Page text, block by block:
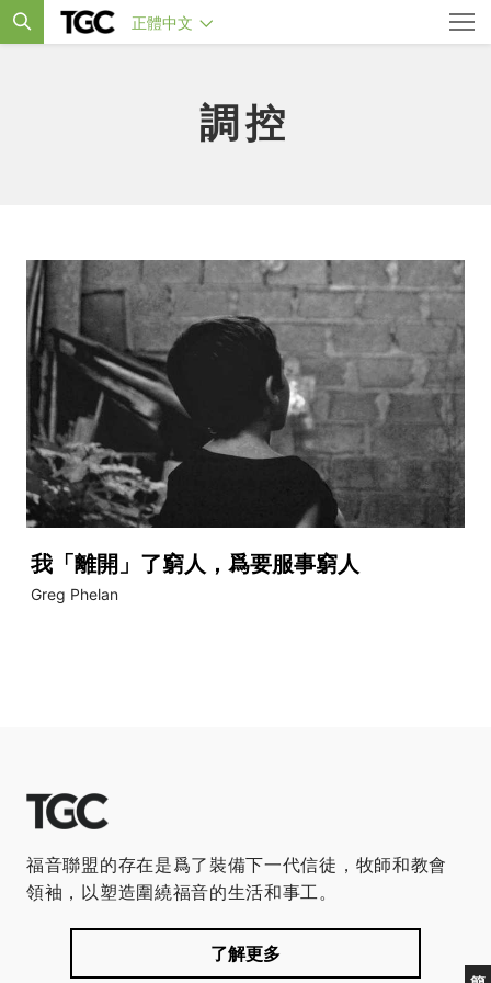
正體中文
調控
我「離開」了窮人，爲要服事窮人
Greg Phelan
福音聯盟的存在是爲了裝備下一代信徒，牧師和教會
領袖，以塑造圍繞福音的生活和事工。
了解更多